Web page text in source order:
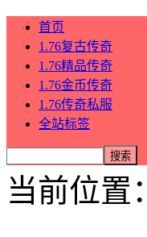
首页
1.76复古传奇
1.76精品传奇
1.76金币传奇
1.76传奇私服
全站标签
当前位置：